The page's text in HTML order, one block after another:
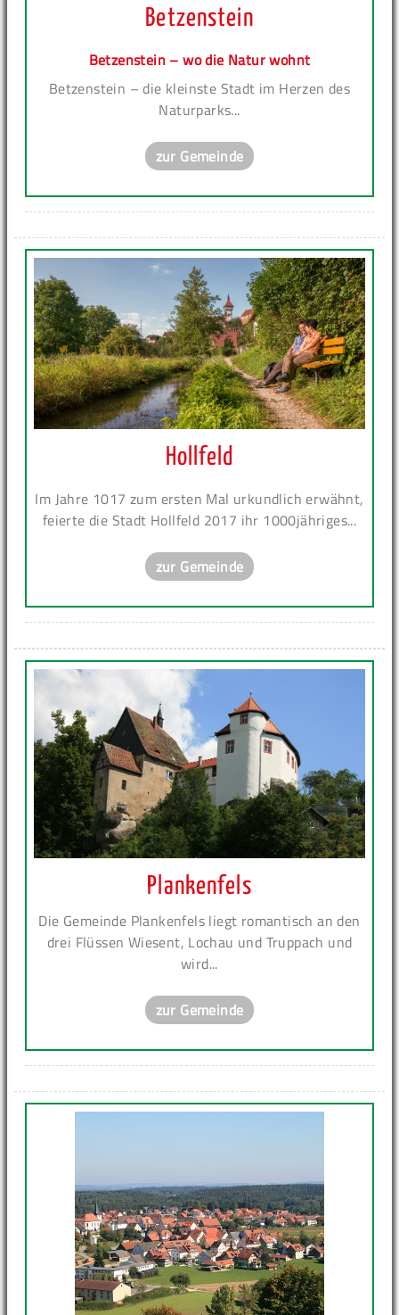
Betzenstein
Betzenstein – wo die Natur wohnt
Betzenstein – die kleinste Stadt im Herzen des
Naturparks...
zur Gemeinde
Hollfeld
Im Jahre 1017 zum ersten Mal urkundlich erwähnt,
feierte die Stadt Hollfeld 2017 ihr 1000jähriges...
zur Gemeinde
Plankenfels
Die Gemeinde Plankenfels liegt romantisch an den
drei Flüssen Wiesent, Lochau und Truppach und
wird...
zur Gemeinde